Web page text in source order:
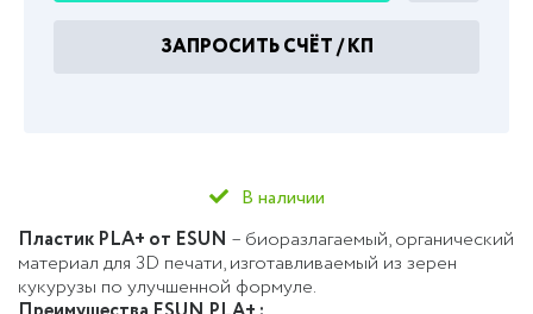
В наличии
Пластик PLA+ от ESUN – биоразлагаемый, органический
материал для 3D печати, изготавливаемый из зерен
кукурузы по улучшенной формуле.
ЗАПРОСИТЬ СЧЁТ / КП